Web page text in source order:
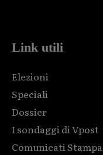
Link utili
Elezioni
Speciali
Dossier
I sondaggi di Vpost
Comunicati Stampa